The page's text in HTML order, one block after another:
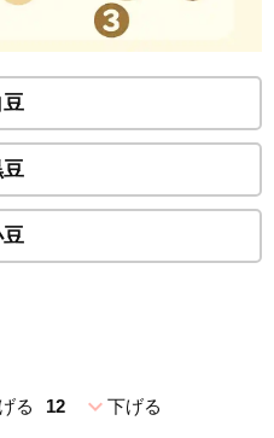
豆
る 12 expand_more下げる